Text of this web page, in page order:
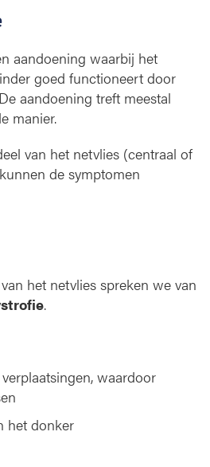
aandoening waarbij het
goed functioneert door
aandoening treft meestal
manier.
van het netvlies (centraal of
de symptomen
het netvlies spreken we van
.
waardoor
het donker